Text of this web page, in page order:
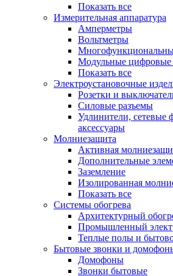
Показать все
Измерительная аппаратура
Амперметры
Вольтметры
Модульные цифровые
Показать все
Электроустановочные
Розетки и
Силовые разъемы
Удлинители, сетевые
аксессуары
Молниезащита
Активная
Дополнительные
Заземление
Изолированная
Показать все
Системы обогрева
Архитектурный
Промышленный
Теплые полы и
Бытовые звонки и
Домофоны
Звонки бытовые